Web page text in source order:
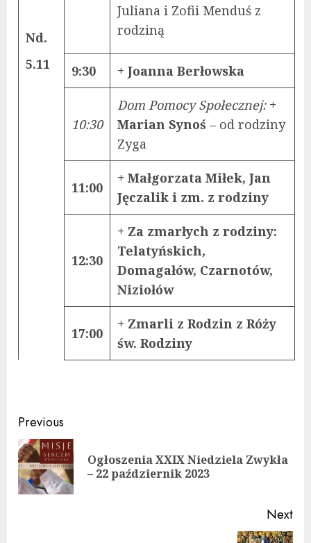
Nd.
5.11
Juliana i Zofii Menduś z
rodziną
9:30 + Joanna Berłowska
10:30
Dom Pomocy Społecznej:+
Marian Synoś – od rodziny
Zyga
11:00
+ Małgorzata Miłek, Jan
Jęczalik i zm. z rodziny
12:30
+ Za zmarłych z rodziny:
Telatyńskich,
Domagałów, Czarnotów,
Niziołów
17:00
+ Zmarli z Rodzin z Róży
św. Rodziny
Continue
Reading
Previous
Ogłoszenia XXIX Niedziela Zwykła
– 22 październik 2023
Next